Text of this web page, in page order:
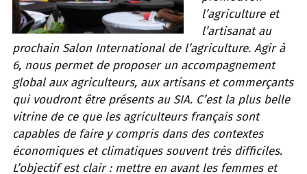
l’agriculture et
l’artisanat au
prochain Salon International de l’agriculture. Agir à
6, nous permet de proposer un accompagnement
global aux agriculteurs, aux artisans et commerçants
qui voudront être présents au SIA. C’est la plus belle
vitrine de ce que les agriculteurs français sont
capables de faire y compris dans des contextes
économiques et climatiques souvent très difficiles.
L’objectif est clair : mettre en avant les femmes et